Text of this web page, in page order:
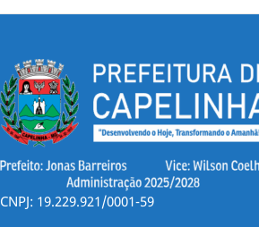
CNPJ: 19.229.921/0001-59